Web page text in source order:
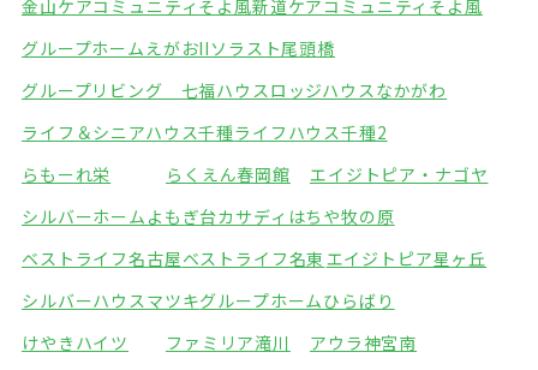
金山ケアコミュニティそよ風新道ケアコミュニティそよ風
グループホームえがおII ソラスト尾頭橋
グループリビング 七福ハウス ロッジハウスなかがわ
ライフ＆シニアハウス千種ライフハウス千種2
らもーれ栄
らくえん春岡館
エイジトピア・ナゴヤ
シルバーホームよもぎ台カサディはちや牧の原
ベストライフ名古屋ベストライフ名東 エイジトピア星ヶ丘
シルバーハウスマツキグループホームひらばり
けやきハイツ
ファミリア滝川
アウラ神宮南